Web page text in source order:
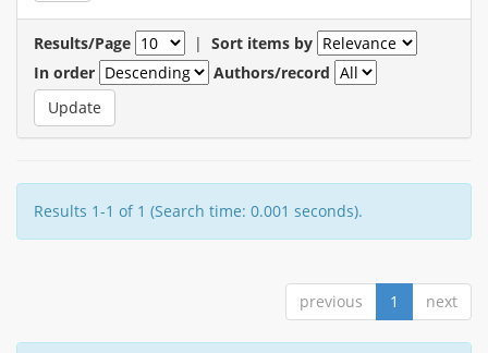
Results/Page | Sort items by
In order
Authors/record
Results 1-1 of 1 (Search time: 0.001 seconds).
previous 1 next